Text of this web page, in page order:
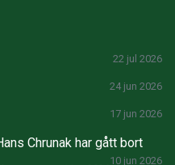
22 jul 2026
24 jun 2026
17 jun 2026
Chrunak har gått bort
10 jun 2026